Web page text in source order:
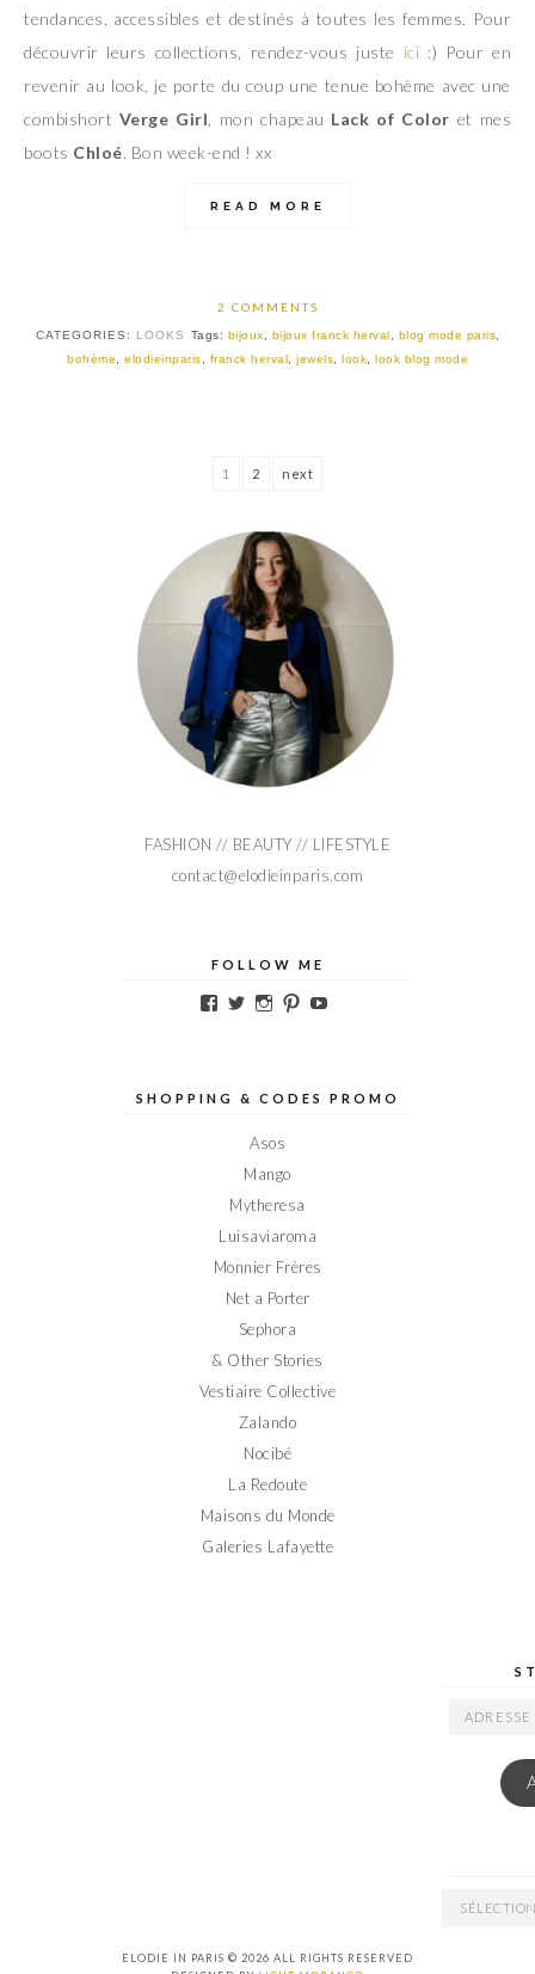
tendances, accessibles et destinés à toutes les femmes. Pour
découvrir leurs collections, rendez-vous juste ici :) Pour en
revenir au look, je porte du coup une tenue bohème avec une
combishort Verge Girl , mon chapeau Lack of Color et mes
boots Chloé. Bon week-end ! xx
READ MORE
2 COMMENTS
CATEGORIES: LOOKS Tags: bijoux bijoux franck herval blog mode paris
bohème
elodieinparis franck herval jewels look look blog mode
1 2 next
FASHION // BEAUTY // LIFESTYLE
contact@elodieinparis.com
FOLLOW ME
Voir
sur
Voir
sur
Voir
sur
Voir
sur sur
SHOPPING & CODES PROMO
Asos
Mango
Mytheresa
Luisaviaroma
Monnier Frères
Net a Porter
Sephora
& Other Stories
Vestiaire Collective
Zalando
Nocibé
La Redoute
Maisons du Monde
Galeries Lafayette
ADRESSE
ARCHIVES
ELODIE IN PARIS © 2026 ALL RIGHTS RESERVED